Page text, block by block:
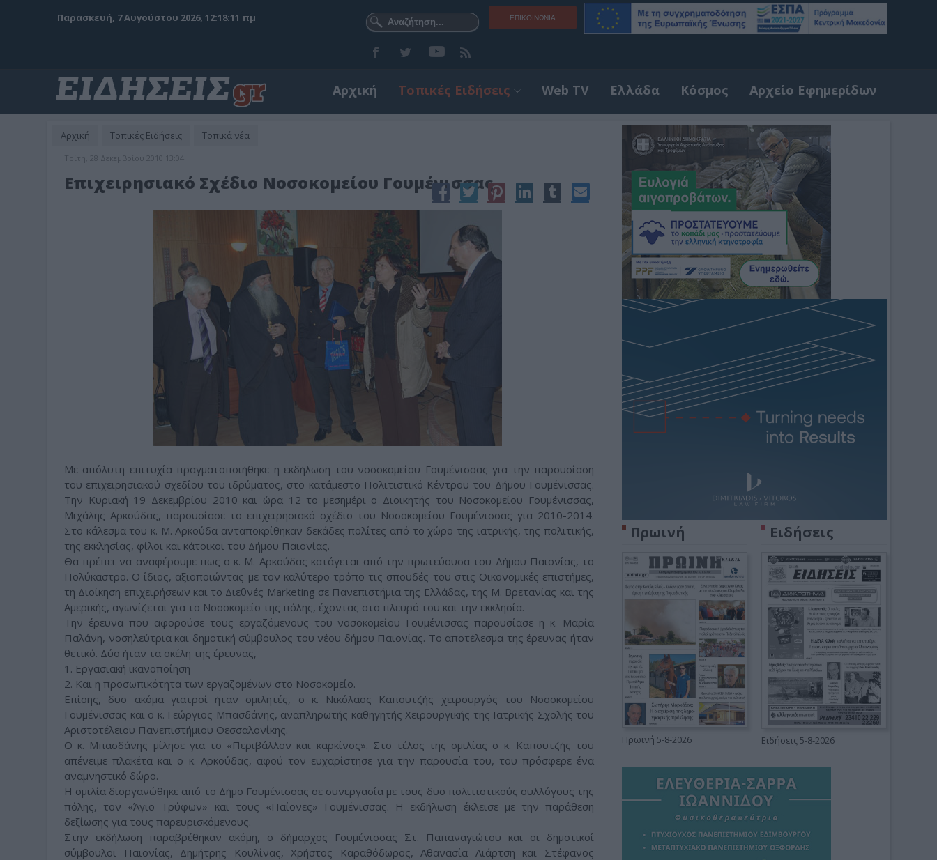
ΕΠΙΚΟΙΝΩΝΊΑ
Παρασκευή, 7 Αυγούστου 2026, 12:18:13 πμ
Αρχική Τοπικές Ειδήσεις Web TV Ελλάδα Κόσμος Αρχείο Εφημερίδων
Αρχική Τοπικές Ειδήσεις Τοπικά νέα
Τρίτη, 28 Δεκεμβρίου 2010 13:04
Επιχειρησιακό Σχέδιο Νοσοκομείου Γουμένισσας
Με απόλυτη επιτυχία πραγματοποιήθηκε η εκδήλωση του νοσοκομείου Γουμένισσας για την παρουσίαση
του επιχειρησιακού σχεδίου του ιδρύματος, στο κατάμεστο Πολιτιστικό Κέντρου του Δήμου Γουμένισσας.
Την Κυριακή 19 Δεκεμβρίου 2010 και ώρα 12 το μεσημέρι ο Διοικητής του Νοσοκομείου Γουμένισσας,
Μιχάλης Αρκούδας, παρουσίασε το επιχειρησιακό σχέδιο του Νοσοκομείου Γουμένισσας για 2010-2014.
Στο κάλεσμα του κ. Μ. Αρκούδα ανταποκρίθηκαν δεκάδες πολίτες από το χώρο της ιατρικής, της πολιτικής,
της εκκλησίας, φίλοι και κάτοικοι του Δήμου Παιονίας.
Θα πρέπει να αναφέρουμε πως ο κ. Μ. Αρκούδας κατάγεται από την πρωτεύουσα του Δήμου Παιονίας, το
Πολύκαστρο. Ο ίδιος, αξιοποιώντας με τον καλύτερο τρόπο τις σπουδές του στις Οικονομικές επιστήμες,
τη Διοίκηση επιχειρήσεων και το Διεθνές Marketing σε Πανεπιστήμια της Ελλάδας, της Μ. Βρετανίας και της
Αμερικής, αγωνίζεται για το Νοσοκομείο της πόλης, έχοντας στο πλευρό του και την εκκλησία.
Την έρευνα που αφορούσε τους εργαζόμενους του νοσοκομείου Γουμένισσας παρουσίασε η κ. Μαρία
Παλάνη, νοσηλεύτρια και δημοτική σύμβουλος του νέου δήμου Παιονίας. Το αποτέλεσμα της έρευνας ήταν
θετικό. Δύο ήταν τα σκέλη της έρευνας,
1. Εργασιακή ικανοποίηση
2. Και η προσωπικότητα των εργαζομένων στο Νοσοκομείο.
Επίσης, δυο ακόμα γιατροί ήταν ομιλητές, ο κ. Νικόλαος Καπουτζής χειρουργός του Νοσοκομείου
Γουμένισσας και ο κ. Γεώργιος Μπασδάνης, αναπληρωτής καθηγητής Χειρουργικής της Ιατρικής Σχολής του
Αριστοτέλειου Πανεπιστήμιου Θεσσαλονίκης.
Ο κ. Μπασδάνης μίλησε για το «Περιβάλλον και καρκίνος». Στο τέλος της ομιλίας ο κ. Καπουτζής του
απένειμε πλακέτα και ο κ. Αρκούδας, αφού τον ευχαρίστησε για την παρουσία του, του πρόσφερε ένα
αναμνηστικό δώρο.
Η ομιλία διοργανώθηκε από το Δήμο Γουμένισσας σε συνεργασία με τους δυο πολιτιστικούς συλλόγους της
πόλης, τον «Άγιο Τρύφων» και τους «Παίονες» Γουμένισσας. Η εκδήλωση έκλεισε με την παράθεση
δεξίωσης για τους παρευρισκόμενους.
Στην εκδήλωση παραβρέθηκαν ακόμη, ο δήμαρχος Γουμένισσας Στ. Παπαναγιώτου και οι δημοτικοί
σύμβουλοι Παιονίας, Δημήτρης Κουλίνας, Χρήστος Καραθόδωρος, Αθανασία Λιάρτση και Στέφανος
Πρωινή
Πρωινή 5-8-2026
Ειδήσεις
Ειδήσεις 5-8-2026